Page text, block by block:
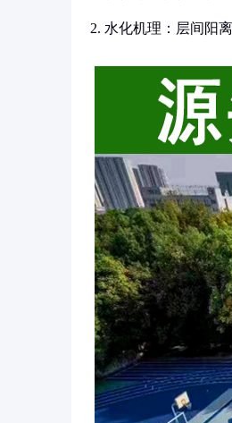
2. 水化机理：层间阳